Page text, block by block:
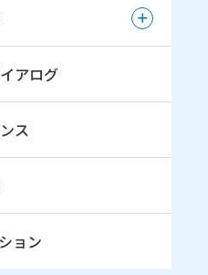
開示）
開示）
ンス
ンプ振興・育成の取組み
育成の取組み
プ大会
ス
門部会
成の取組み
アログ
ス
ョン